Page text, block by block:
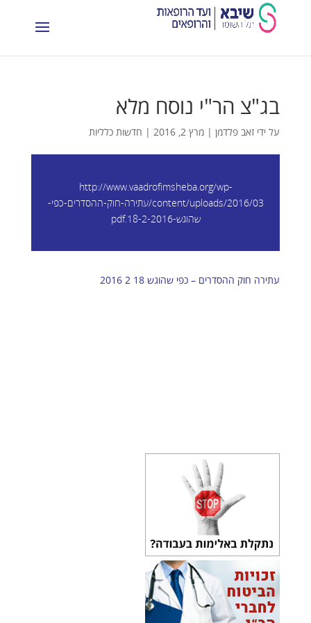
בג"צ הר"י נוסח מלא
על ידי זאב פלדמן| מרץ 2, 2016 | חדשות כלליות
http://www.vaadrofimsheba.org/wp-
content/uploads/2016/03/עתירה-חוק-ההסדרים-כפי-
שהוגש-18-2-2016.pdf
עתירה חוק ההסדרים – כפי שהוגש 18 2 2016